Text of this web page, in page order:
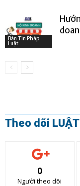
Bản Tin Pháp
Luật
Theo dõi LUẬT
0
Người theo dõi